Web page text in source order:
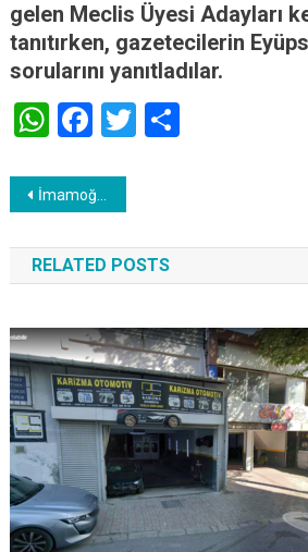
gelen Meclis Üyesi Adayları
tanıtırken, gazetecilerin
sorularını yanıtladılar.
WhatsApp
Facebook
Twitter
Share
Yazı
dolaşımı
İmamoğlu’ndan, Emel Bilenoğlu’na Tam Destek
RELATED POSTS